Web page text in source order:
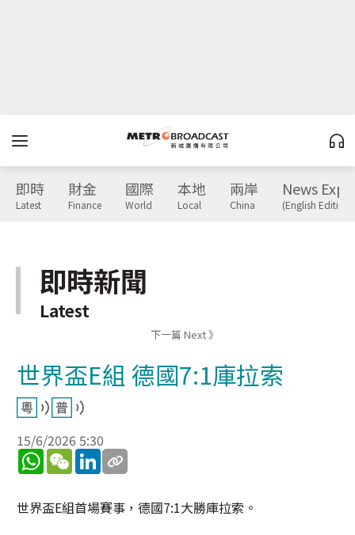
即時
Latest
財金
Finance
國際
World
本地
Local
兩岸
China
News
(English Edition)
即時新聞
Latest
下一篇 Next 》
世界盃E組 德國7:1庫拉索
15/6/2026 5:30
WhatsApp
WeChatLinkedIn
世界盃E組首場賽事，德國7:1大勝庫拉索。